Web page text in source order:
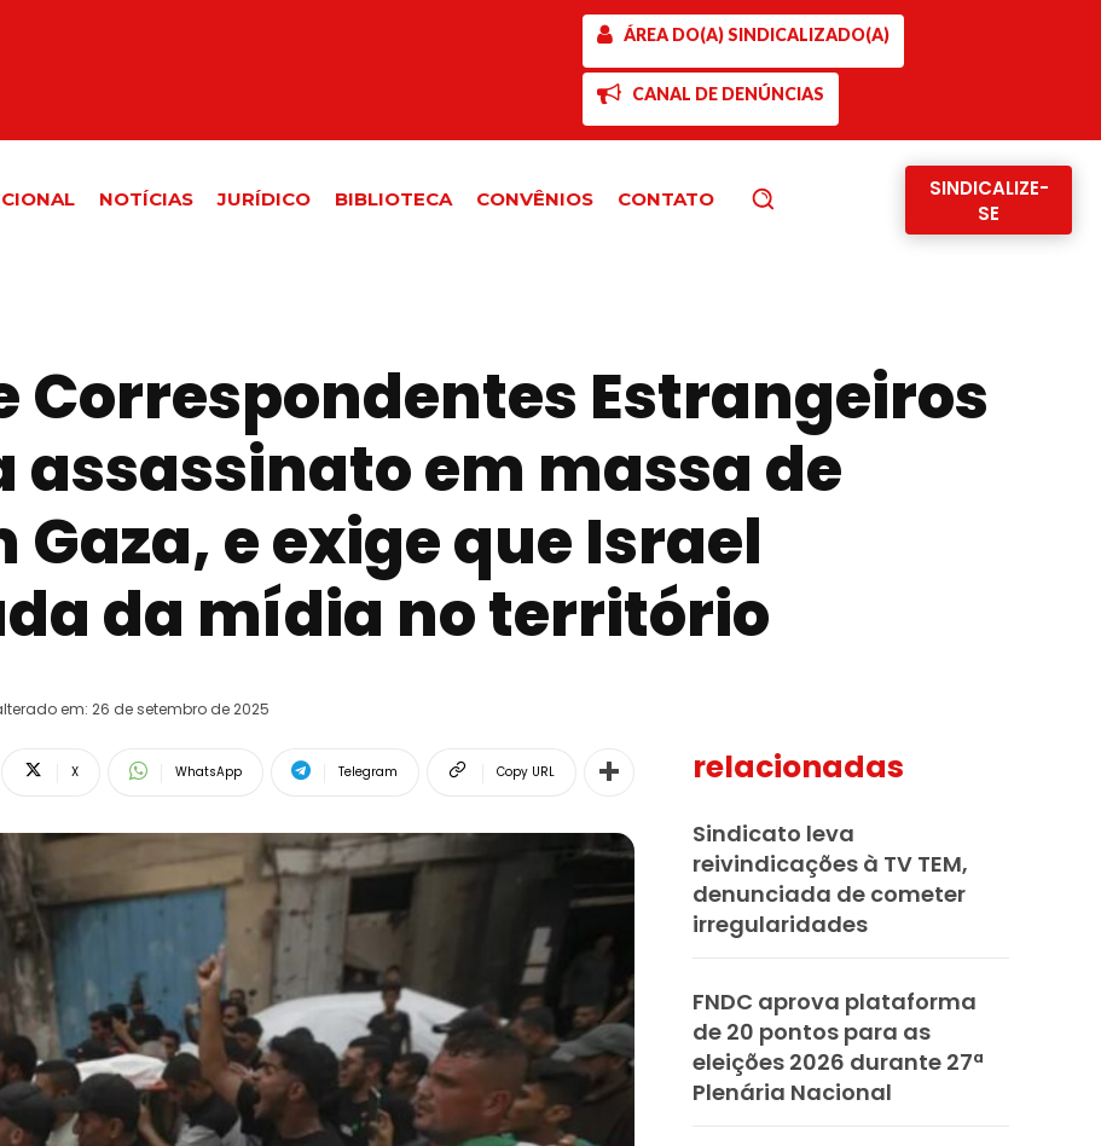
ÁREA DO(A) SINDICALIZADO(A)
CANAL DE DENÚNCIAS
NOTÍCIAS JURÍDICO BIBLIOTECA CONVÊNIOS CONTATO
SINDICALIZE-
SE
Correspondentes Estrangeiros
assassinato em massa de
e exige que Israel
da mídia no território
em: 26 de setembro de 2025
X WhatsApp Telegram Copy URL relacionadas
Sindicato leva
reivindicações à TV TEM,
denunciada de cometer
irregularidades
FNDC aprova plataforma
de 20 pontos para as
eleições 2026 durante 27ª
Plenária Nacional